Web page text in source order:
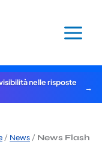
nelle risposte
/ News / News Flash